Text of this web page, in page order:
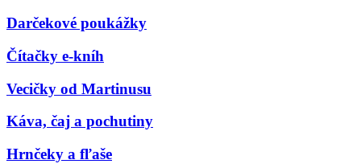
Darčekové poukážky
Čítačky e-kníh
Vecičky od Martinusu
Káva, čaj a pochutiny
Hrnčeky a fľaše